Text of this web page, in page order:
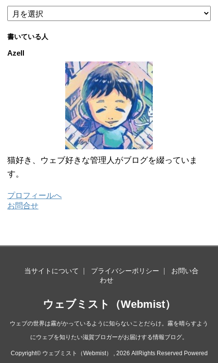
ア
ー
イ
ブ
書いている人
Azell
猫好き、ウェブ好きな管理人がブログを綴っていま
す。
プロフィールへ
お問合せ
当サイトについて プライバシーポリシー
お問い合
わせ
ウェブミスト（Webmist）
ウェブの世界は霧がかっているように知らないことだらけ。霧を晴らすよう
にウェブを知りたい滋賀ブロガーがお届けする情報ブログ。
Copyright© ウェブミスト（Webmist） , 2026 AllRights Reserved Powered